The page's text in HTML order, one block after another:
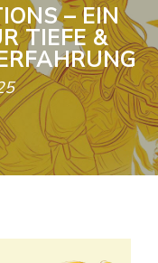
– EIN
TIEFE &